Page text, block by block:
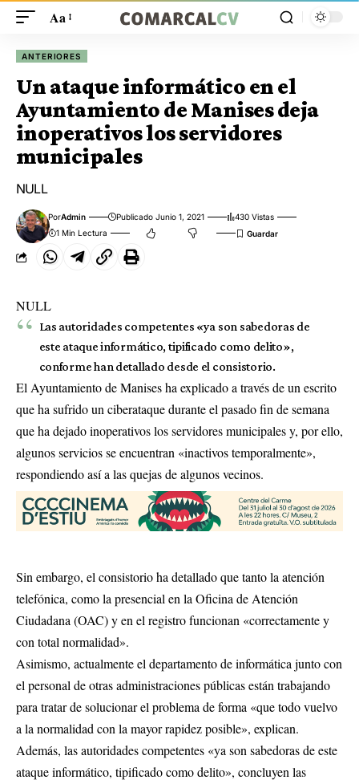
Aa
ANTERIORES
Un ataque informático en el
Ayuntamiento de Manises deja
inoperativos los servidores
municipales
NULL
PorAdmin Publicado Junio 1, 2021
430 Vistas
1 Min Lectura
NULL
Las autoridades competentes «ya son sabedoras de
este ataque informático, tipificado como delito»,
conforme han detallado desde el consistorio.
El Ayuntamiento de Manises ha explicado a través de un escrito
que ha sufrido un ciberataque durante el pasado fin de semana
que ha dejado inoperativos los servidores municipales y, por ello,
algunos servicios se encuentran «inactivos temporalmente»,
respondiendo así a las quejas de algunos vecinos.
Sin embargo, el consistorio ha detallado que tanto la atención
telefónica, como la presencial en la Oficina de Atención
Ciudadana (OAC) y en el registro funcionan «correctamente y
con total normalidad».
Asimismo, actualmente el departamento de informática junto con
el personal de otras administraciones públicas están trabajando
para tratar de solucionar el problema de forma «que todo vuelvo
a la normalidad con la mayor rapidez posible», explican.
Además, las autoridades competentes «ya son sabedoras de este
ataque informático, tipificado como delito», concluyen las